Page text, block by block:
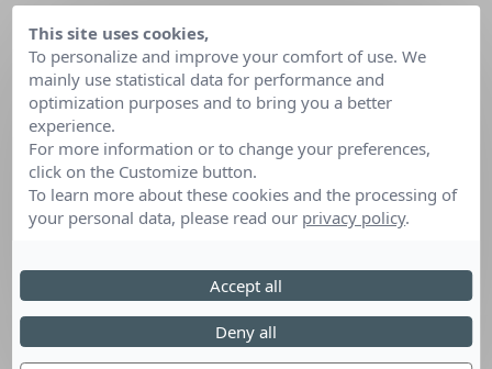
This site uses cookies,
To personalize and improve your comfort of use. We
mainly use statistical data for performance and
optimization purposes and to bring you a better
experience.
For more information or to change your preferences,
click on the Customize button.
To learn more about these cookies and the processing of
your personal data, please read our privacy policy.
Deny all
Accept all